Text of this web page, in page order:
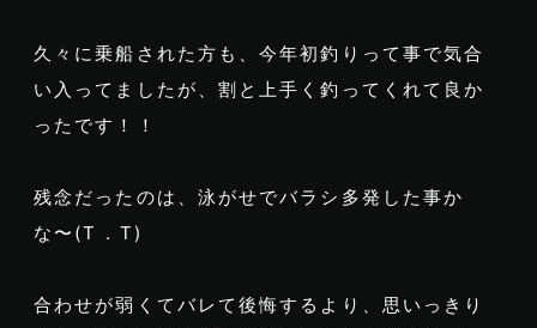
久々に乗船された方も、今年初釣りって事で気合
い入ってましたが、割と上手く釣ってくれて良か
ったです！！
残念だったのは、泳がせでバラシ多発した事か
な〜(T . T)
合わせが弱くてバレて後悔するより、思いっきり